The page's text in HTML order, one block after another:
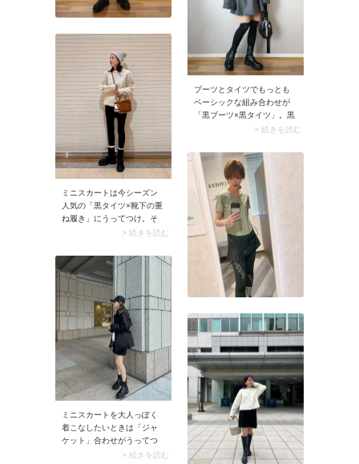
ブーツとタイツでもっとも
ベーシックな組み合わせが
「黒ブーツ×黒タイツ」。黒
で統一することでブーツと
スッキリ見え。大人っぽく
決まる上に、収縮色のおか
げでスタイルアップが狙え
ますよ。
> 続きを読む
ミニスカートは今シーズン
人気の「黒タイツ×靴下の重
ね履き」にうってつけ。そ
の際ゆるめのソックスを選
足元の冷え対策にもなり、
鮮度の高いコーデが楽しめ
ます。
> 続きを読む
ミニスカートを大人っぽく
着こなしたいときは「ジャ
ケット」合わせがうってつ
け。ジャケットは丈感が短
> 続きを読む